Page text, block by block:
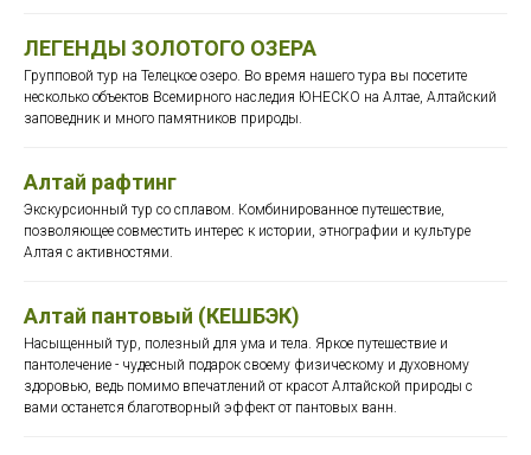
ЛЕГЕНДЫ ЗОЛОТОГО ОЗЕРА
Групповой тур на Телецкое озеро. Во время нашего тура вы посетите
несколько объектов Всемирного наследия ЮНЕСКО на Алтае, Алтайский
заповедник и много памятников природы.
Алтай рафтинг
Экскурсионный тур со сплавом. Комбинированное путешествие,
позволяющее совместить интерес к истории, этнографии и культуре
Алтая с активностями.
Алтай пантовый (КЕШБЭК)
Насыщенный тур, полезный для ума и тела. Яркое путешествие и
пантолечение - чудесный подарок своему физическому и духовному
здоровью, ведь помимо впечатлений от красот Алтайской природы с
вами останется благотворный эффект от пантовых ванн.